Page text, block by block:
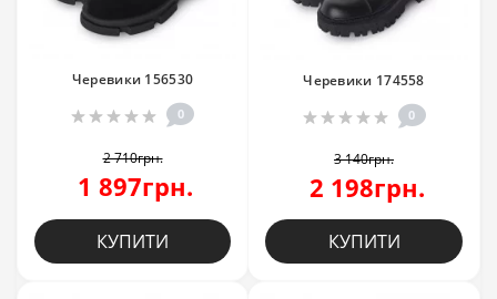
Черевики 156530
0
2 710грн.
1 897грн.
КУПИТИ
Черевики 174558
0
3 140грн.
2 198грн.
КУПИТИ